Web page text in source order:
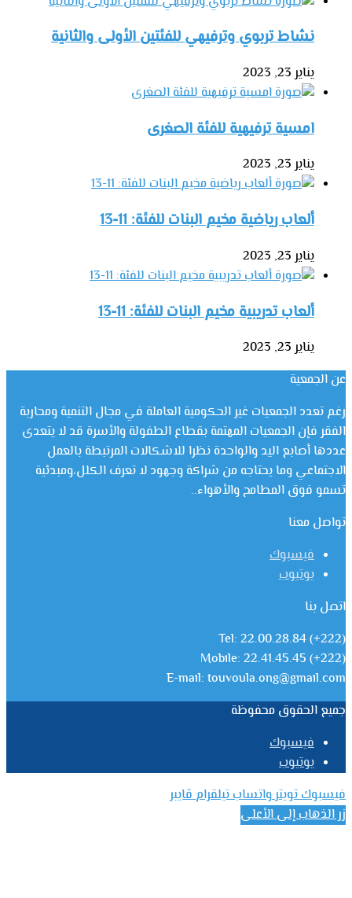
نشاط تربوي وترفيهي للفئتين الأولى والثانية
يناير 23, 2023
امسية ترفيهية للفئة الصغرى
يناير 23, 2023
ألعاب رياضية مخيم البنات للفئة: 11-13
يناير 23, 2023
ألعاب تدريبية مخيم البنات للفئة: 11-13
يناير 23, 2023
عن الجمعية
رغم تعدد الجمعيات غير الحكومية العاملة في مجال التنمية ومحاربة
الفقر فإن الجمعيات المهتمة بقطاع الطفولة والأسرة قد لا يتعدى
عددها أصابع اليد والواحدة نظرا للاشكالات المرتبطة بالعمل
الاجتماعي وما يحتاجه من شراكة وجهود لا تعرف الكلل،ومبدئية
تسمو فوق المطامح والأهواء..
تواصل معنا
فيسبوك
يوتيوب
اتصل بنا
Tel: 22.00.28.84 (+222)
Mobile: 22.41.45.45 (+222)
E-mail: touvoula.ong@gmail.com
جميع الحقوق محفوظة
فيسبوك
يوتيوب
فيسبوكتويترواتسابتيلقرام ڤايبر
زر الذهاب إلى الأعلى